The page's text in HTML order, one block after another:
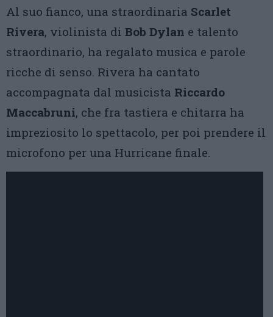
Al suo fianco, una straordinaria Scarlet
Rivera, violinista di Bob Dylan e talento
straordinario, ha regalato musica e parole
ricche di senso. Rivera ha cantato
accompagnata dal musicista Riccardo
Maccabruni, che fra tastiera e chitarra ha
impreziosito lo spettacolo, per poi prendere il
microfono per una Hurricane finale.